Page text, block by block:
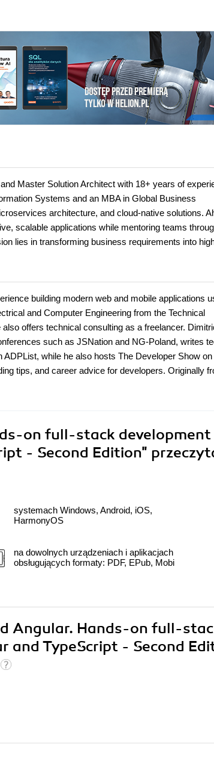
Master Solution Architect with 18+ years of
Systems and an MBA in Global Business
architecture, and cloud-native solutions.
scalable applications while mentoring teams
lies in transforming business requirements into
building modern web and mobile applications
and Computer Engineering from the Technical
offers technical consulting as a freelancer.
such as JSNation and NG-Poland, writes
while he also hosts The Developer Show on
tips, and career advice for developers. Originally
on full-stack development
- Second Edition"
systemach Windows, Android, iOS,
HarmonyOS
na dowolnych urządzeniach i aplikacjach
obsługujących formaty: PDF, EPub, Mobi
Angular. Hands-on full-
and TypeScript - Second